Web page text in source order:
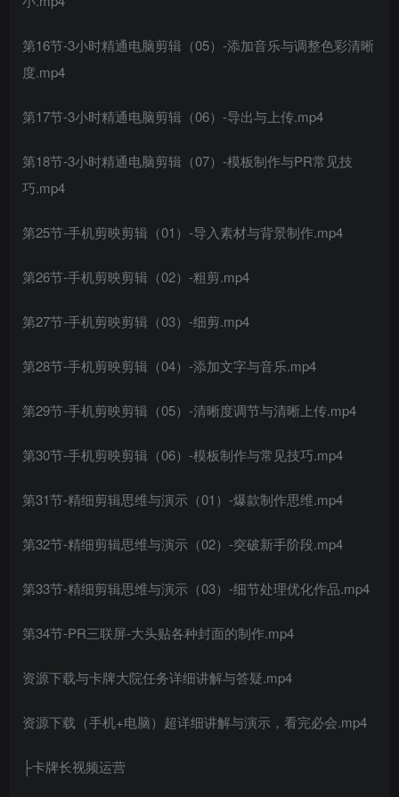
第16节-3小时精通电脑剪辑（05）-添加音乐与调整色彩清晰
度.mp4
第17节-3小时精通电脑剪辑（06）-导出与上传.mp4
第18节-3小时精通电脑剪辑（07）-模板制作与PR常见技
巧.mp4
第25节-手机剪映剪辑（01）-导入素材与背景制作.mp4
第26节-手机剪映剪辑（02）-粗剪.mp4
第27节-手机剪映剪辑（03）-细剪.mp4
第28节-手机剪映剪辑（04）-添加文字与音乐.mp4
第29节-手机剪映剪辑（05）-清晰度调节与清晰上传.mp4
第30节-手机剪映剪辑（06）-模板制作与常见技巧.mp4
第31节-精细剪辑思维与演示（01）-爆款制作思维.mp4
第32节-精细剪辑思维与演示（02）-突破新手阶段.mp4
第33节-精细剪辑思维与演示（03）-细节处理优化作品.mp4
第34节-PR三联屏-大头贴各种封面的制作.mp4
资源下载与卡牌大院任务详细讲解与答疑.mp4
资源下载（手机+电脑）超详细讲解与演示，看完必会.mp4
├卡牌长视频运营